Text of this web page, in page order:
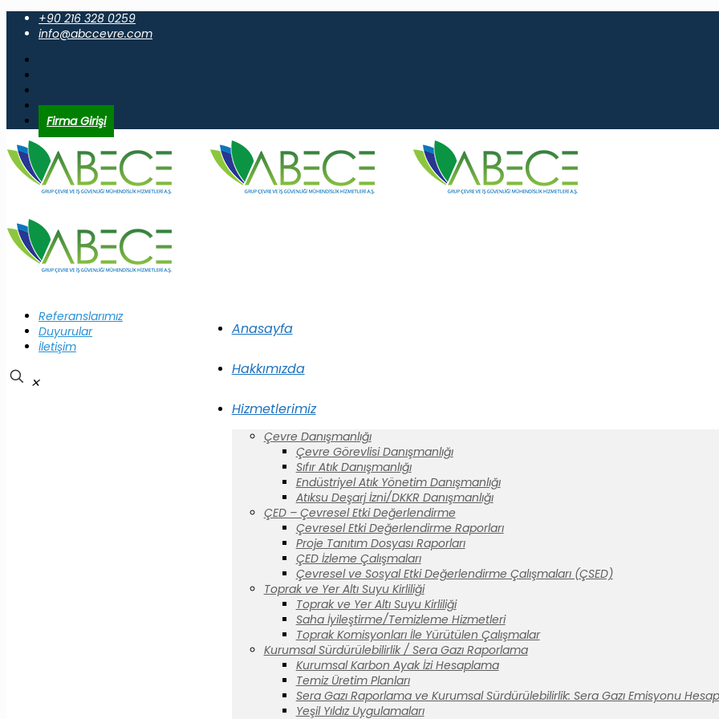
+90 216 328 0259
info@abccevre.com
Firma Girişi
Anasayfa
Hakkımızda
Hizmetlerimiz
Çevre Danışmanlığı
Çevre Görevlisi Danışmanlığı
Sıfır Atık Danışmanlığı
Endüstriyel Atık Yönetim Danışmanlığı
Atıksu Deşarj İzni/DKKR Danışmanlığı
ÇED – Çevresel Etki Değerlendirme
Çevresel Etki Değerlendirme Raporları
Proje Tanıtım Dosyası Raporları
ÇED İzleme Çalışmaları
Çevresel ve Sosyal Etki Değerlendirme Çalışmaları (ÇSED)
Toprak ve Yer Altı Suyu Kirliliği
Toprak ve Yer Altı Suyu Kirliliği
Saha İyileştirme/Temizleme Hizmetleri
Toprak Komisyonları İle Yürütülen Çalışmalar
Kurumsal Sürdürülebilirlik / Sera Gazı Raporlama
Kurumsal Karbon Ayak İzi Hesaplama
Temiz Üretim Planları
Sera Gazı Raporlama ve Kurumsal Sürdürülebilirlik: Sera Gazı Emisyonu
Yeşil Yıldız Uygulamaları
Referanslarımız
Duyurular
İletişim
✕